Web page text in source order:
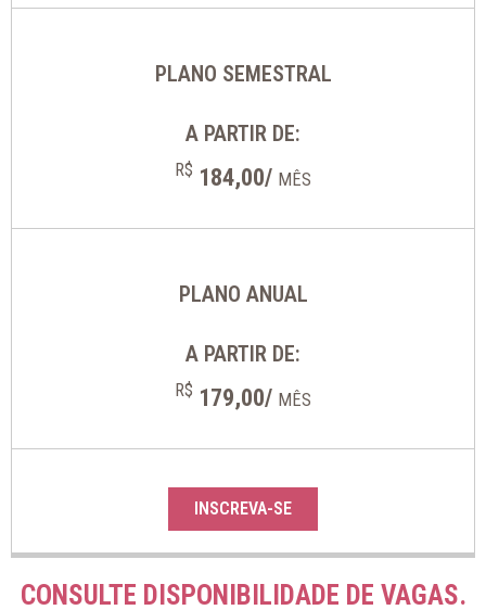
PLANO SEMESTRAL
A PARTIR DE:
R$ 184,00/ MÊS
PLANO ANUAL
A PARTIR DE:
R$ 179,00/ MÊS
INSCREVA-SE
CONSULTE DISPONIBILIDADE DE VAGAS.